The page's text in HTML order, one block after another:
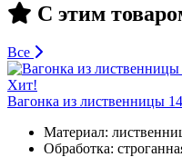
С этим
Все
Хит!
Вагонка из лиственницы
Материал:
Обработка: